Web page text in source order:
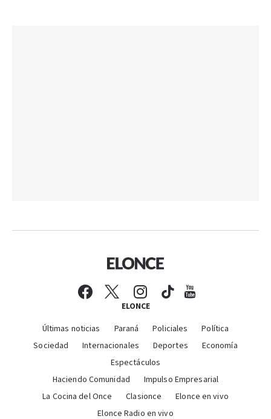
ELONCE
Últimas noticias Paraná Policiales
Política
Sociedad
Internacionales Deportes
Economía
Espectáculos
Haciendo Comunidad
Impulso Empresarial
La Cocina del Once
Clasionce
Elonce en vivo
Elonce Radio en vivo